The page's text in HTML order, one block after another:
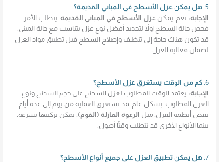
5. هل يمكن عزل الأسطح في المباني القديمة؟
الإجابة: نعم، يمكن عزل الأسطح في المباني القديمة. يتطلب الأمر
فحص حالة السطح أولاً لتحديد أفضل نوع عزل يتناسب مع حالة المبنى.
قد تكون هناك حاجة إلى تنظيف وإصلاح السطح قبل تطبيق مواد العزل
لضمان فعالية العزل.
6. كم من الوقت يستغرق عزل الأسطح؟
الإجابة: يعتمد الوقت المطلوب لعزل السطح على حجم السطح ونوع
العزل المطلوب. بشكل عام، قد تستغرق العملية من يوم إلى عدة أيام.
بعض أنظمة العزل، مثل
الرغوة العازلة (الفوم)، يمكن تركيبها بسرعة،
بينما الأنواع الأخرى قد تتطلب وقتًا أطول.
7. هل يمكن تطبيق العزل على جميع أنواع الأسطح؟